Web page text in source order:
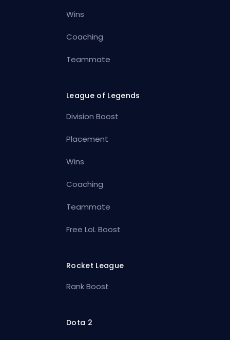
Wins
Coaching
Teammate
League of Legends
Division Boost
Placement
Wins
Coaching
Teammate
Free LoL Boost
Rocket League
Rank Boost
Dota 2